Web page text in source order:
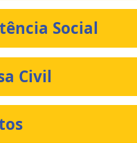
Social
Civil